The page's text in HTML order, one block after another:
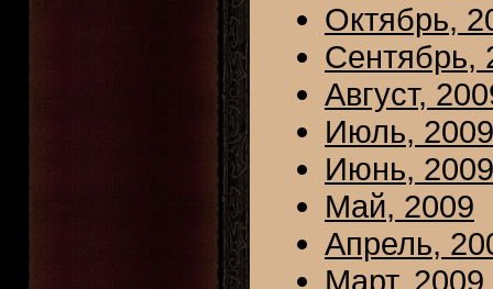
Октябрь,
Сентябрь,
Август,
Июль, 2009
Июнь, 2009
Май, 2009
Апрель,
Март, 2009